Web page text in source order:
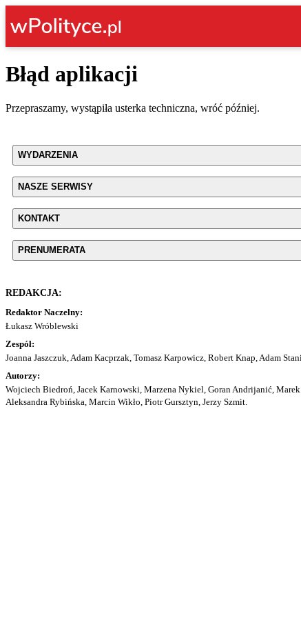
Błąd aplikacji
Przepraszamy, wystąpiła usterka techniczna, wróć później.
WYDARZENIA
NASZE SERWISY
KONTAKT
PRENUMERATA
REDAKCJA:
Redaktor Naczelny:
Łukasz Wróblewski
Zespół:
Joanna Jaszczuk, Adam Kacprzak, Tomasz Karpowicz, Robert Knap, Adam
Autorzy:
Wojciech Biedroń, Jacek Karnowski, Marzena Nykiel, Goran Andrijanić,
Aleksandra Rybińska, Marcin Wikło, Piotr Gursztyn, Jerzy Szmit.